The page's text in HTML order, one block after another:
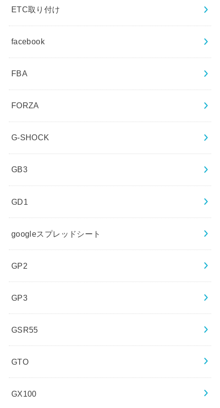
ETC取り付け
facebook
FBA
FORZA
G-SHOCK
GB3
GD1
googleスプレッドシート
GP2
GP3
GSR55
GTO
GX100